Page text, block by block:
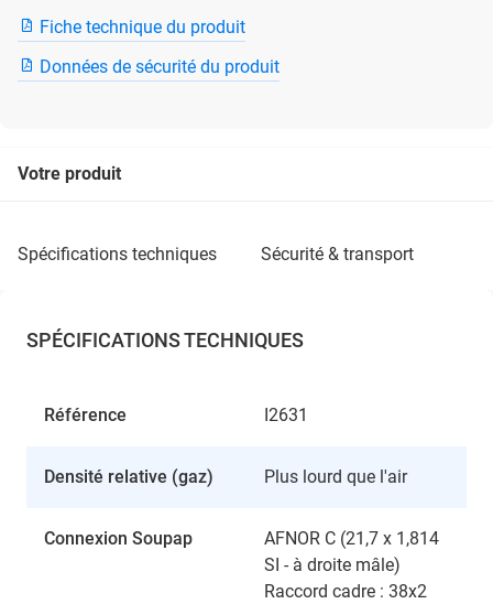
Fiche technique du produit
Données de sécurité du produit
Votre produit
spécifications techniques sécurité & transport
SPÉCIFICATIONS TECHNIQUES
Référence I2631
Densité relative (gaz) Plus lourd que l'air
Connexion Soupap
AFNOR C (21,7 x 1,814
SI - à droite mâle)
Raccord cadre : 38x2